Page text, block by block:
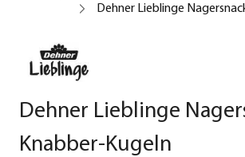
Dehner Lieblinge
Dehner Lieblinge
Knabber-Kugeln